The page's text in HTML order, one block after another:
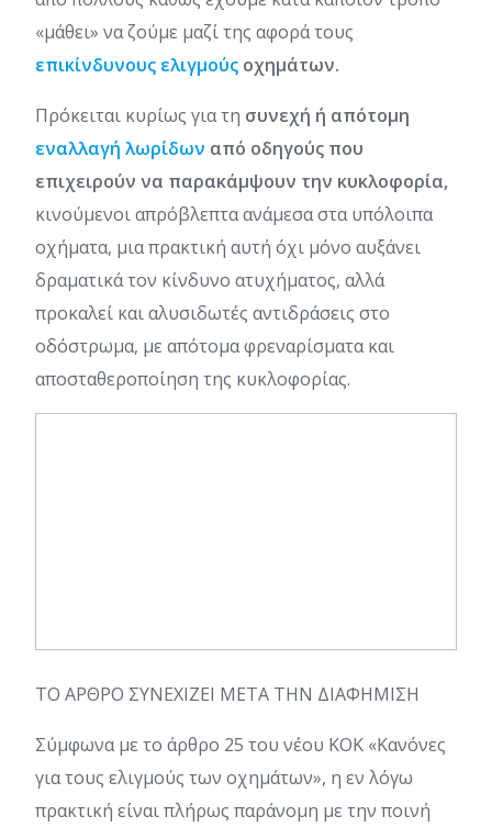
«μάθει» να ζούμε μαζί της αφορά τους
επικίνδυνους ελιγμούς οχημάτων.
Πρόκειται κυρίως για τη συνεχή ή απότομη
εναλλαγή λωρίδων από οδηγούς που
επιχειρούν να παρακάμψουν την κυκλοφορία,
κινούμενοι απρόβλεπτα ανάμεσα στα υπόλοιπα
οχήματα, μια πρακτική αυτή όχι μόνο αυξάνει
δραματικά τον κίνδυνο ατυχήματος, αλλά
προκαλεί και αλυσιδωτές αντιδράσεις στο
οδόστρωμα, με απότομα φρεναρίσματα και
αποσταθεροποίηση της κυκλοφορίας.
ΤΟ ΑΡΘΡΟ ΣΥΝΕΧΙΖΕΙ ΜΕΤΑ ΤΗΝ ΔΙΑΦΗΜΙΣΗ
Σύμφωνα με το άρθρο 25 του νέου ΚΟΚ «Κανόνες
για τους ελιγμούς των οχημάτων», η εν λόγω
πρακτική είναι πλήρως παράνομη με την ποινή